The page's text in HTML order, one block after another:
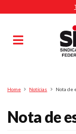
Pesquisa
Home Notícias Nota de
Nota de
MENU
Sindicalize-se
Diretoria
O Sindicato